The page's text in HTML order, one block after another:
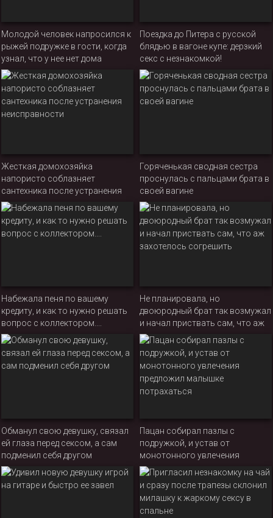
Молодой человек напросился к
рыжей подружке в гости, когда
узнал, что у нее нет дома
родителей
Поездка до Питера с русской
блядью в вагоне купе: дерзкий
секс с незнакомкой!
Жесткая домохозяйка
напористо соблазняет
сантехника после устранения
неисправности
Горяченькая сводная сестра
проснулась с пальцами брата в
своей вагине
Набежала пеня по вашему
кредиту, и как то нужно решать
вопрос с коллектором....
Не планировала, но
двоюродный брат так возмужал
и начал приствать сам, что аж
захотелось согрешить
Обманул свою девушку, связал
ей глаза перед сексом, а сам
подменил себя другом
Пацан собирал пазлы с
подружкой, и устав от
монотонного увлечения
предложил малышке
потрахаться